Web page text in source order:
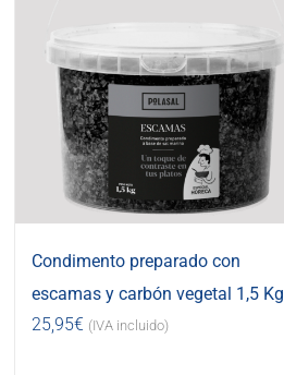
Condimento preparado con
escamas y carbón vegetal 1,5 Kg
25,95€ (IVA incluido)